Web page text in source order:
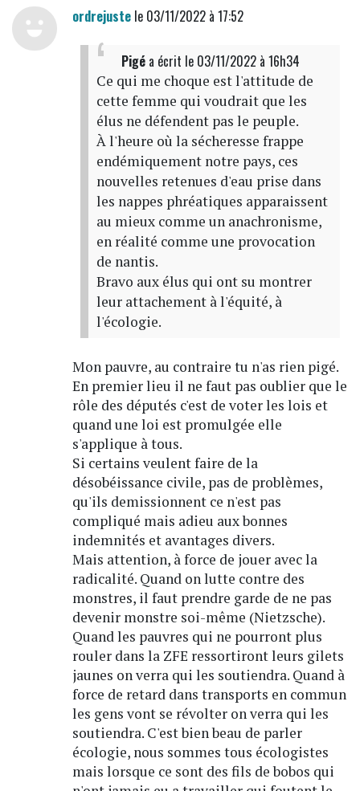
ordrejustele 03/11/2022 à 17:52
Pigéa écrit le 03/11/2022 à 16h34
Ce qui me choque est l'attitude de
cette femme qui voudrait que les
élus ne défendent pas le peuple.
À l'heure où la sécheresse frappe
endémiquement notre pays, ces
nouvelles retenues d'eau prise dans
les nappes phréatiques apparaissent
au mieux comme un anachronisme,
en réalité comme une provocation
de nantis.
Bravo aux élus qui ont su montrer
leur attachement à l'équité, à
l'écologie.
Mon pauvre, au contraire tu n'as rien pigé.
En premier lieu il ne faut pas oublier que le
rôle des députés c'est de voter les lois et
quand une loi est promulgée elle
s'applique à tous.
Si certains veulent faire de la
désobéissance civile, pas de problèmes,
qu'ils demissionnent ce n'est pas
compliqué mais adieu aux bonnes
indemnités et avantages divers.
Mais attention, à force de jouer avec la
radicalité. Quand on lutte contre des
monstres, il faut prendre garde de ne pas
devenir monstre soi-même (Nietzsche).
Quand les pauvres qui ne pourront plus
rouler dans la ZFE ressortiront leurs gilets
jaunes on verra qui les soutiendra. Quand à
force de retard dans transports en commun
les gens vont se révolter on verra qui les
soutiendra. C'est bien beau de parler
écologie, nous sommes tous écologistes
mais lorsque ce sont des fils de bobos qui